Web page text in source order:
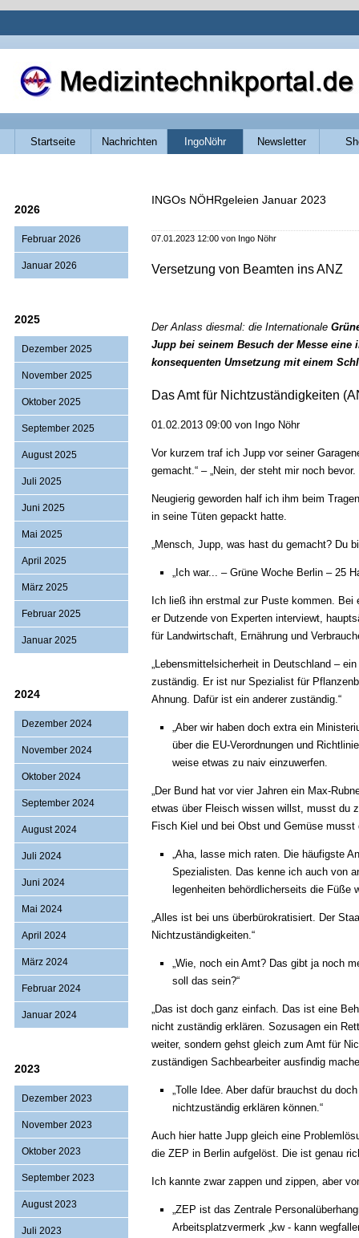
Navigation
überspringen
Startseite Nachrichten IngoNöhr Newsletter
2026
Februar 2026
Januar 2026
2025
Dezember 2025
November 2025
Oktober 2025
September 2025
August 2025
Juli 2025
Juni 2025
Mai 2025
April 2025
März 2025
Februar 2025
Januar 2025
2024
Dezember 2024
November 2024
Oktober 2024
September 2024
August 2024
Juli 2024
Juni 2024
Mai 2024
April 2024
März 2024
Februar 2024
Januar 2024
2023
Dezember 2023
November 2023
Oktober 2023
September 2023
August 2023
Juli 2023
INGOs NÖHRgeleien Januar 2023
07.01.2023 12:00 von Ingo Nöhr
Versetzung von Beamten ins ANZ
Der Anlass diesmal: die Internationale
Jupp bei seinem Besuch der Messe
konsequenten Umsetzung mit einem
Das Amt für Nichtzuständigkeiten
01.02.2013 09:00 von Ingo Nöhr
Vor kurzem traf ich Jupp vor seiner
gemacht.“ – „Nein, der steht mir noch
Neugierig geworden half ich ihm beim
in seine Tüten gepackt hatte.
„Mensch, Jupp, was hast du gemacht? Du
„Ich war... – Grüne Woche Berlin – 25
Ich ließ ihn erstmal zur Puste kommen.
er Dutzende von Experten interviewt,
für Landwirtschaft, Ernährung und
„Lebensmittelsicherheit in Deutschland –
zuständig. Er ist nur Spezialist für
Ahnung. Dafür ist ein anderer zuständig.“
„Aber wir haben doch extra ein
über die EU-Verordnungen und
weise etwas zu naiv einzuwerfen.
„Der Bund hat vor vier Jahren ein Max-
etwas über Fleisch wissen willst, musst du
Fisch Kiel und bei Obst und Gemüse musst
„Aha, lasse mich raten. Die häufigste
Spezialisten. Das kenne ich auch von
legenheiten behördlicherseits die Füße
„Alles ist bei uns überbürokratisiert. Der
Nichtzuständigkeiten.“
„Wie, noch ein Amt? Das gibt ja noch
soll das sein?“
„Das ist doch ganz einfach. Das ist eine
nicht zuständig erklären. Sozusagen ein
weiter, sondern gehst gleich zum Amt für
zuständigen Sachbearbeiter ausfindig
„Tolle Idee. Aber dafür brauchst du
nichtzuständig erklären können.“
Auch hier hatte Jupp gleich eine
die ZEP in Berlin aufgelöst. Die ist genau
Ich kannte zwar zappen und zippen, aber
„ZEP ist das Zentrale
Arbeitsplatzvermerk „kw - kann